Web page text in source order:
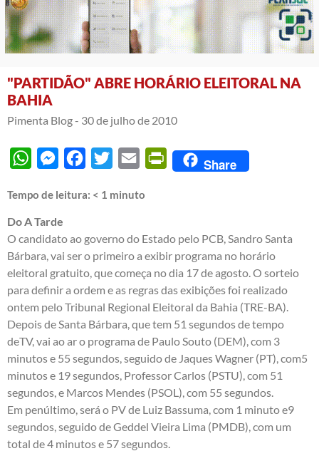
"PARTIDÃO" ABRE HORÁRIO ELEITORAL NA
BAHIA
Pimenta Blog - 30 de julho de 2010
WhatsAppMessengerFacebook
Twitter Email PrintFriendly
Share
Tempo de leitura: < 1 minuto
Do A Tarde
O candidato ao governo do Estado pelo PCB, Sandro Santa
Bárbara, vai ser o primeiro a exibir programa no horário
eleitoral gratuito, que começa no dia 17 de agosto. O sorteio
para definir a ordem e as regras das exibições foi realizado
ontem pelo Tribunal Regional Eleitoral da Bahia (TRE-BA).
Depois de Santa Bárbara, que tem 51 segundos de tempo
deTV, vai ao ar o programa de Paulo Souto (DEM), com 3
minutos e 55 segundos, seguido de Jaques Wagner (PT), com5
minutos e 19 segundos, Professor Carlos (PSTU), com 51
segundos, e Marcos Mendes (PSOL), com 55 segundos.
Em penúltimo, será o PV de Luiz Bassuma, com 1 minuto e9
segundos, seguido de Geddel Vieira Lima (PMDB), com um
total de 4 minutos e 57 segundos.